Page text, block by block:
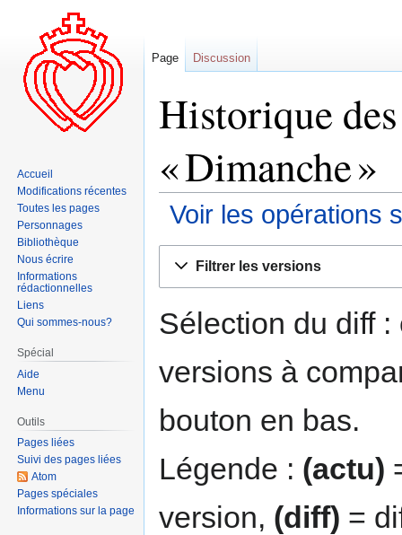
Historique
« Dimanche »
Voir les opérations
navigation
recherche
Filtrer les versions
Sélection du diff
versions à
bouton en bas.
Légende : (actu)
version, (diff) =
Page Discussion
Accueil
Modifications récentes
Toutes les pages
Personnages
Bibliothèque
Nous écrire
Informations
rédactionnelles
Liens
Qui sommes-nous?
Spécial
Aide
Menu
Outils
Pages liées
Suivi des pages liées
Atom
Pages spéciales
Informations sur la page